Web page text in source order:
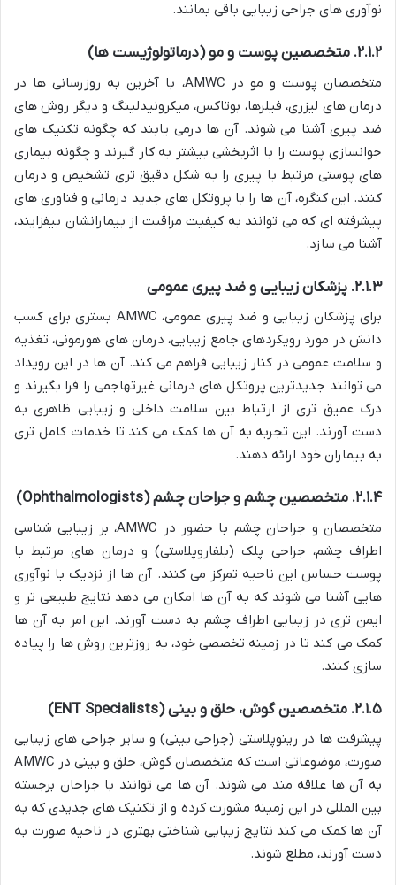
نوآوری های جراحی زیبایی باقی بمانند.
۲.۱.۲. متخصصین پوست و مو (درماتولوژیست ها)
متخصصان پوست و مو در AMWC، با آخرین به روزرسانی ها در
درمان های لیزری، فیلرها، بوتاکس، میکرونیدلینگ و دیگر روش های
ضد پیری آشنا می شوند. آن ها درمی یابند که چگونه تکنیک های
جوانسازی پوست را با اثربخشی بیشتر به کار گیرند و چگونه بیماری
های پوستی مرتبط با پیری را به شکل دقیق تری تشخیص و درمان
کنند. این کنگره، آن ها را با پروتکل های جدید درمانی و فناوری های
پیشرفته ای که می توانند به کیفیت مراقبت از بیمارانشان بیفزایند،
آشنا می سازد.
۲.۱.۳. پزشکان زیبایی و ضد پیری عمومی
برای پزشکان زیبایی و ضد پیری عمومی، AMWC بستری برای کسب
دانش در مورد رویکردهای جامع زیبایی، درمان های هورمونی، تغذیه
و سلامت عمومی در کنار زیبایی فراهم می کند. آن ها در این رویداد
می توانند جدیدترین پروتکل های درمانی غیرتهاجمی را فرا بگیرند و
درک عمیق تری از ارتباط بین سلامت داخلی و زیبایی ظاهری به
دست آورند. این تجربه به آن ها کمک می کند تا خدمات کامل تری
به بیماران خود ارائه دهند.
۲.۱.۴. متخصصین چشم و جراحان چشم (Ophthalmologists)
متخصصان و جراحان چشم با حضور در AMWC، بر زیبایی شناسی
اطراف چشم، جراحی پلک (بلفاروپلاستی) و درمان های مرتبط با
پوست حساس این ناحیه تمرکز می کنند. آن ها از نزدیک با نوآوری
هایی آشنا می شوند که به آن ها امکان می دهد نتایج طبیعی تر و
ایمن تری در زیبایی اطراف چشم به دست آورند. این امر به آن ها
کمک می کند تا در زمینه تخصصی خود، به روزترین روش ها را پیاده
سازی کنند.
۲.۱.۵. متخصصین گوش، حلق و بینی (ENT Specialists)
پیشرفت ها در رینوپلاستی (جراحی بینی) و سایر جراحی های زیبایی
صورت، موضوعاتی است که متخصصان گوش، حلق و بینی در AMWC
به آن ها علاقه مند می شوند. آن ها می توانند با جراحان برجسته
بین المللی در این زمینه مشورت کرده و از تکنیک های جدیدی که به
آن ها کمک می کند نتایج زیبایی شناختی بهتری در ناحیه صورت به
دست آورند، مطلع شوند.